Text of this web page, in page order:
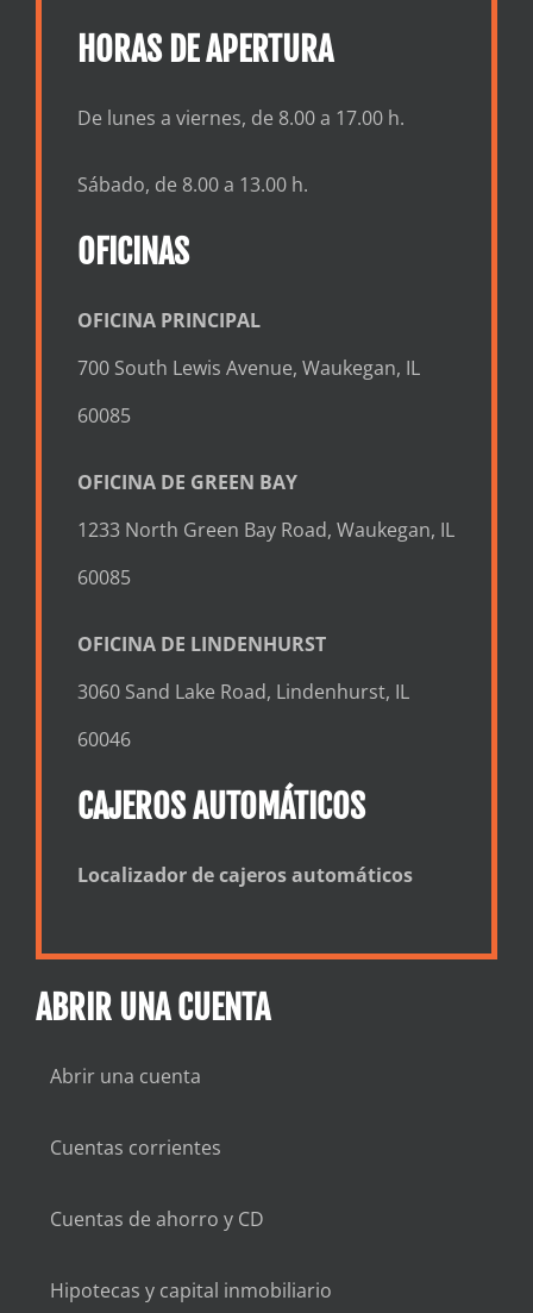
HORAS DE APERTURA
De lunes a viernes, de 8.00 a 17.00 h.
Sábado, de 8.00 a 13.00 h.
OFICINAS
OFICINA PRINCIPAL
700 South Lewis Avenue, Waukegan, IL
60085
OFICINA DE GREEN BAY
1233 North Green Bay Road, Waukegan, IL
60085
OFICINA DE LINDENHURST
3060 Sand Lake Road, Lindenhurst, IL
60046
CAJEROS AUTOMÁTICOS
Localizador de cajeros automáticos
ABRIR UNA CUENTA
Abrir una cuenta
Cuentas corrientes
Cuentas de ahorro y CD
Hipotecas y capital inmobiliario